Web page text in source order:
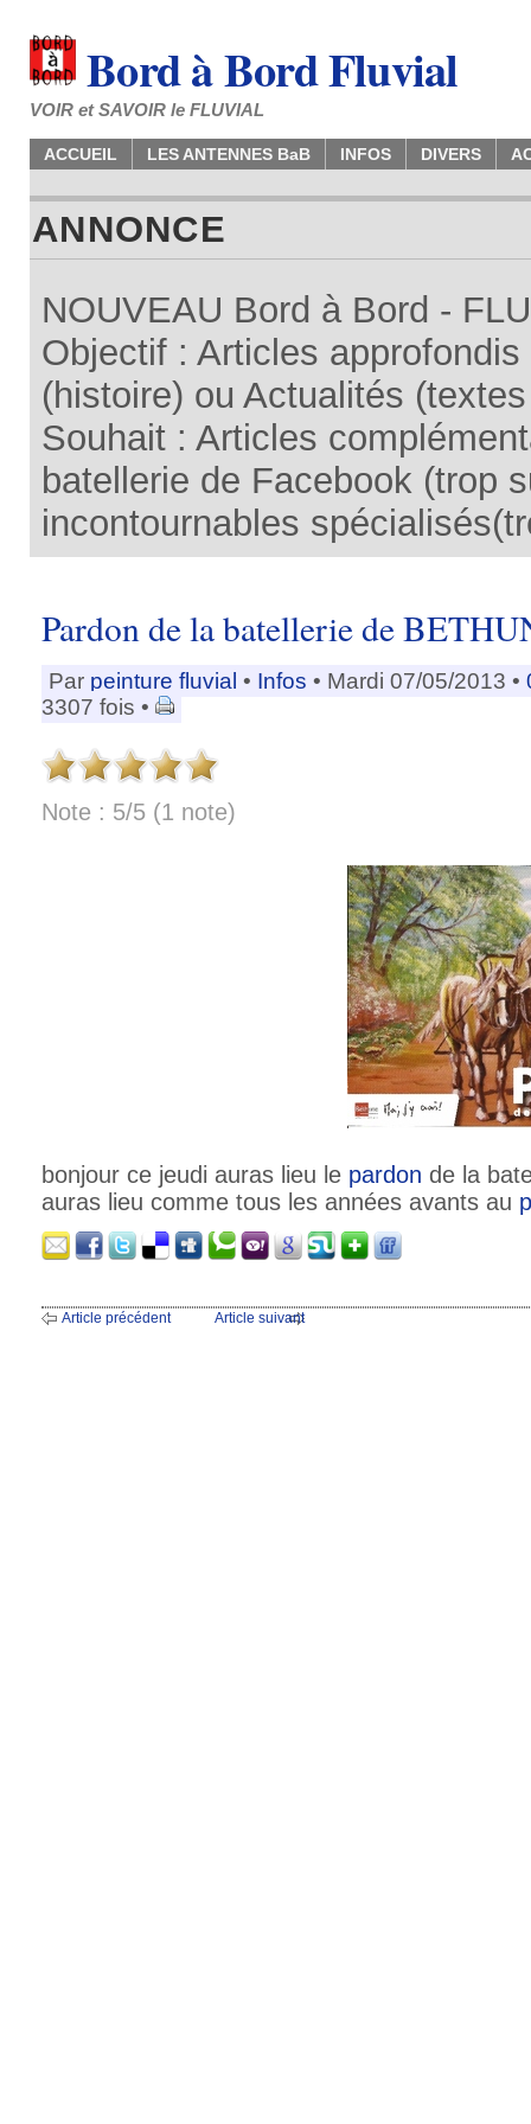
Bord à Bord Fluvial
VOIR et SAVOIR le FLUVIAL
ACCUEIL LES ANTENNES BaB INFOS DIVERS
ANNONCE
NOUVEAU Bord à Bord -
Objectif : Articles
(histoire) ou Actualités
Souhait : Articles
batellerie de Facebook (trop
incontournables
Pardon de la batellerie de
Par peinture fluvial • Infos • Mardi 07/05/2013 •
3307 fois •
Note : 5/5 (1 note)
bonjour ce jeudi auras lieu le pardon de la
auras lieu comme tous les années avants au
Article précédent Article suivant